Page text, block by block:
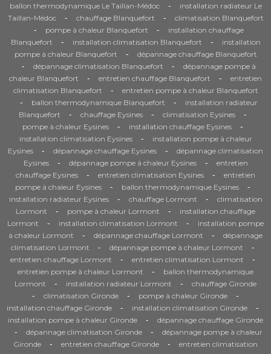
ballon thermodynamique Le Taillan-Médoc -
installation radiateur Le
Taillan-Médoc
- chauffage Blanquefort - climatisation Blanquefort
- pompe à chaleur Blanquefort -
installation chauffage
Blanquefort
- installation climatisation Blanquefort -
installation
pompe à chaleur Blanquefort
- dépannage chauffage Blanquefort
- dépannage climatisation Blanquefort -
dépannage pompe à
chaleur Blanquefort
- entretien chauffage Blanquefort -
entretien
climatisation Blanquefort
- entretien pompe à chaleur Blanquefort
- ballon thermodynamique Blanquefort -
installation radiateur
Blanquefort
- chauffage Eysines - climatisation Eysines -
pompe à chaleur Eysines - installation chauffage Eysines -
installation climatisation Eysines -
installation pompe à chaleur
Eysines
- dépannage chauffage Eysines -
dépannage climatisation
Eysines
- dépannage pompe à chaleur Eysines -
entretien
chauffage Eysines
- entretien climatisation Eysines -
entretien
pompe à chaleur Eysines
- ballon thermodynamique Eysines -
installation radiateur Eysines - chauffage Lormont -
climatisation
Lormont
- pompe à chaleur Lormont -
installation chauffage
Lormont
- installation climatisation Lormont -
installation pompe
à chaleur Lormont
- dépannage chauffage Lormont -
dépannage
climatisation Lormont
- dépannage pompe à chaleur Lormont -
entretien chauffage Lormont - entretien climatisation Lormont -
entretien pompe à chaleur Lormont -
ballon thermodynamique
Lormont
- installation radiateur Lormont - chauffage Gironde
- climatisation Gironde - pompe à chaleur Gironde -
installation chauffage Gironde - installation climatisation Gironde -
installation pompe à chaleur Gironde - dépannage chauffage Gironde
- dépannage climatisation Gironde -
dépannage pompe à chaleur
Gironde
- entretien chauffage Gironde -
entretien climatisation